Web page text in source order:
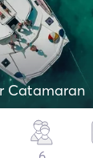
Catamaran